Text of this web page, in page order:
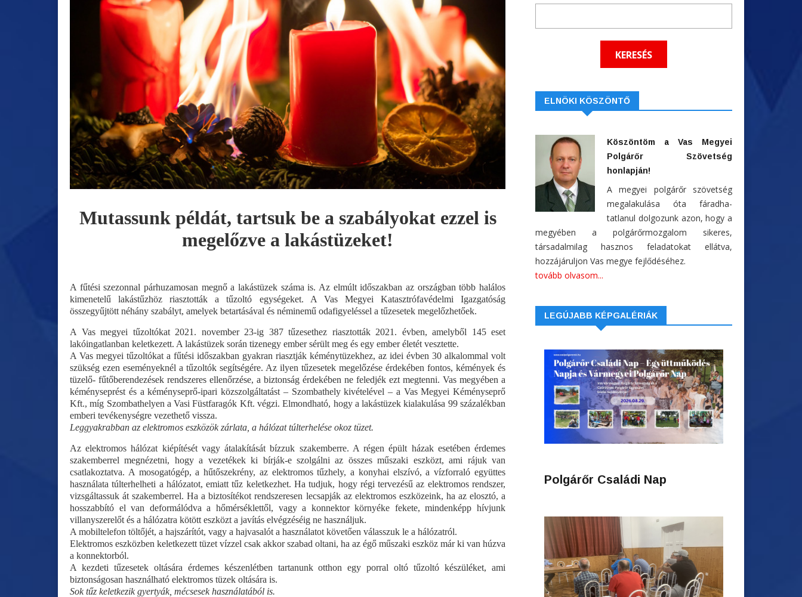
Mutassunk példát, tartsuk be a szabályokat ezzel is
megelőzve a lakástüzeket!
A fűtési szezonnal párhuzamosan megnő a lakástüzek száma is. Az elmúlt időszakban az országban több halálos
kimenetelű lakástűzhöz riasztották a tűzoltó egységeket. A Vas Megyei Katasztrófavédelmi Igazgatóság
összegyűjtött néhány szabályt, amelyek betartásával és néminemű odafigyeléssel a tűzesetek megelőzhetőek.
A Vas megyei tűzoltókat 2021. november 23-ig 387 tűzesethez riasztották 2021. évben, amelyből 145 eset
lakóingatlanban keletkezett. A lakástüzek során tizenegy ember sérült meg és egy ember életét vesztette.
A Vas megyei tűzoltókat a fűtési időszakban gyakran riasztják kéménytüzekhez, az idei évben 30 alkalommal volt
szükség ezen eseményeknél a tűzoltók segítségére. Az ilyen tűzesetek megelőzése érdekében fontos, kémények és
tüzelő- fűtőberendezések rendszeres ellenőrzése, a biztonság érdekében ne feledjék ezt megtenni. Vas megyében a
kéményseprést és a kéményseprő-ipari közszolgáltatást – Szombathely kivételével – a Vas Megyei Kéményseprő
Kft., míg Szombathelyen a Vasi Füstfaragók Kft. végzi. Elmondható, hogy a lakástüzek kialakulása 99 százalékban
emberi tevékenységre vezethető vissza.
Leggyakrabban az elektromos eszközök zárlata, a hálózat túlterhelése okoz tüzet.
Az elektromos hálózat kiépítését vagy átalakítását bízzuk szakemberre. A régen épült házak esetében érdemes
szakemberrel megnézetni, hogy a vezetékek ki bírják-e szolgálni az összes műszaki eszközt, ami rájuk van
csatlakoztatva. A mosogatógép, a hűtőszekrény, az elektromos tűzhely, a konyhai elszívó, a vízforraló együttes
használata túlterhelheti a hálózatot, emiatt tűz keletkezhet. Ha tudjuk, hogy régi tervezésű az elektromos rendszer,
vizsgáltassuk át szakemberrel. Ha a biztosítékot rendszeresen lecsapják az elektromos eszközeink, ha az elosztó, a
hosszabbító el van deformálódva a hőmérséklettől, vagy a konnektor környéke fekete, mindenképp hívjunk
villanyszerelőt és a hálózatra kötött eszközt a javítás elvégzéséig ne használjuk.
A mobiltelefon töltőjét, a hajszárítót, vagy a hajvasalót a használatot követően válasszuk le a hálózatról.
Elektromos eszközben keletkezett tüzet vízzel csak akkor szabad oltani, ha az égő műszaki eszköz már ki van húzva
a konnektorból.
A kezdeti tűzesetek oltására érdemes készenlétben tartanunk otthon egy porral oltó tűzoltó készüléket, ami
biztonságosan használható elektromos tüzek oltására is.
Sok tűz keletkezik gyertyák, mécsesek használatából is.
ELNÖKI KÖSZÖNTŐ
Köszöntöm a Vas Megyei
Polgárőr Szövetség
honlapján!
A megyei polgárőr szövetség
megalakulása óta fáradha-
tatlanul dolgozunk azon, hogy a
megyében a polgárőrmozgalom sikeres,
társadalmilag hasznos feladatokat ellátva,
hozzájáruljon Vas megye fejlődéséhez.
tovább olvasom...
LEGÚJABB KÉPGALÉRIÁK
Polgárőr Családi Nap